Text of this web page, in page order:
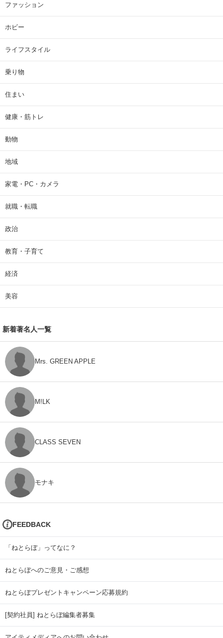
ファッション
ホビー
ライフスタイル
乗り物
住まい
健康・筋トレ
動物
地域
家電・PC・カメラ
就職・転職
政治
教育・子育て
経済
美容
新着著名人一覧
Mrs. GREEN APPLE
M!LK
CLASS SEVEN
モナキ
FEEDBACK
「ねとらぼ」ってなに？
ねとらぼへのご意見・ご感想
ねとらぼプレゼントキャンペーン応募規約
[契約社員] ねとらぼ編集者募集